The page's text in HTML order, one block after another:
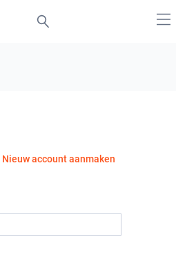
Nieuw account aanmaken